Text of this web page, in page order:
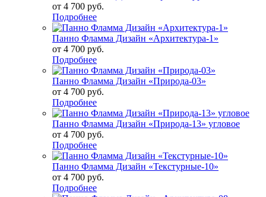
от 4 700 руб.
Подробнее
Панно Фламма Дизайн «Архитектура-1»
от 4 700 руб.
Подробнее
Панно Фламма Дизайн «Природа-03»
от 4 700 руб.
Подробнее
Панно Фламма Дизайн «Природа-13» угловое
от 4 700 руб.
Подробнее
Панно Фламма Дизайн «Текстурные-10»
от 4 700 руб.
Подробнее